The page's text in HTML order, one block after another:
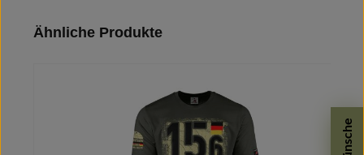
Produktgalerie überspringen
Ähnliche Produkte